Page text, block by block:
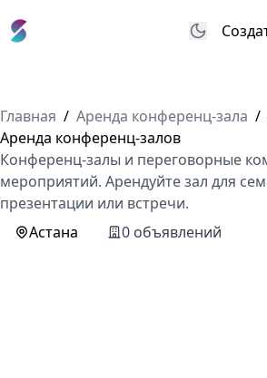
Главная / Аренда конференц-зала /
Аренда конференц-залов
Конференц-залы и переговорные
мероприятий. Арендуйте зал для
презентации или встречи.
Астана
0 объявлений